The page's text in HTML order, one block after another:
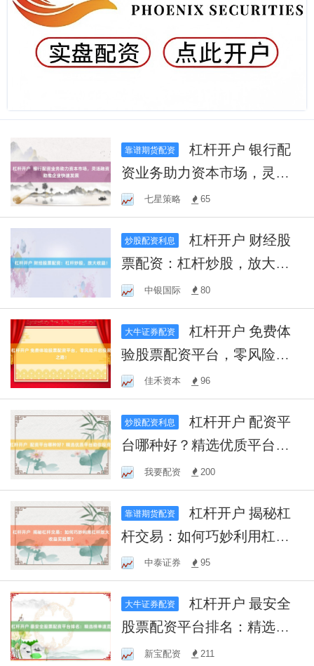
靠谱期货配资
杠杆开户 银行配
资业务助力资本市场，灵活
融资助推企业快速发展
七星策略 65
炒股配资利息
杠杆开户 财经股
票配资：杠杆炒股，放大收
益！中银国际 80
大牛证券配资
杠杆开户 免费体
验股票配资平台，零风险开
启投资之路！
佳禾资本 96
炒股配资利息
杠杆开户 配资平
台哪种好？精选优质平台助
你投资！
我要配资 200
靠谱期货配资
杠杆开户 揭秘杠
杆交易：如何巧妙利用杠杆
放大收益买股票？
中泰证券 95
大牛证券配资
杠杆开户 最安全
股票配资平台排名：精选榜
单速览新宝配资 211